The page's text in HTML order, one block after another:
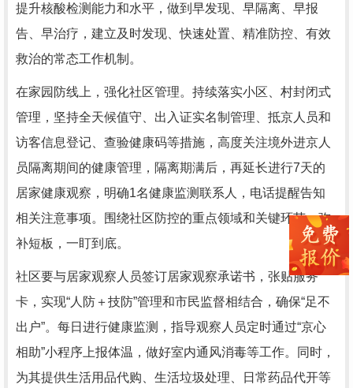
提升核酸检测能力和水平，做到早发现、早隔离、早报
告、早治疗，建立及时发现、快速处置、精准防控、有效
救治的常态工作机制。
在家园防线上，强化社区管理。持续落实小区、村封闭式
管理，坚持全天候值守、出入证实名制管理、抵京人员和
访客信息登记、查验健康码等措施，高度关注境外进京人
员隔离期间的健康管理，隔离期满后，再延长进行7天的
居家健康观察，明确1名健康监测联系人，电话提醒告知
相关注意事项。围绕社区防控的重点领域和关键环节，弥
补短板，一盯到底。
社区要与居家观察人员签订居家观察承诺书，张贴服务
卡，实现“人防＋技防”管理和市民监督相结合，确保“足不
出户”。每日进行健康监测，指导观察人员定时通过“京心
相助”小程序上报体温，做好室内通风消毒等工作。同时，
为其提供生活用品代购、生活垃圾处理、日常药品代开等